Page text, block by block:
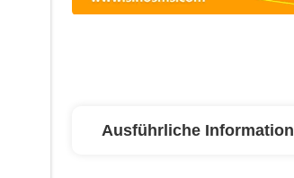
Ausführliche Information